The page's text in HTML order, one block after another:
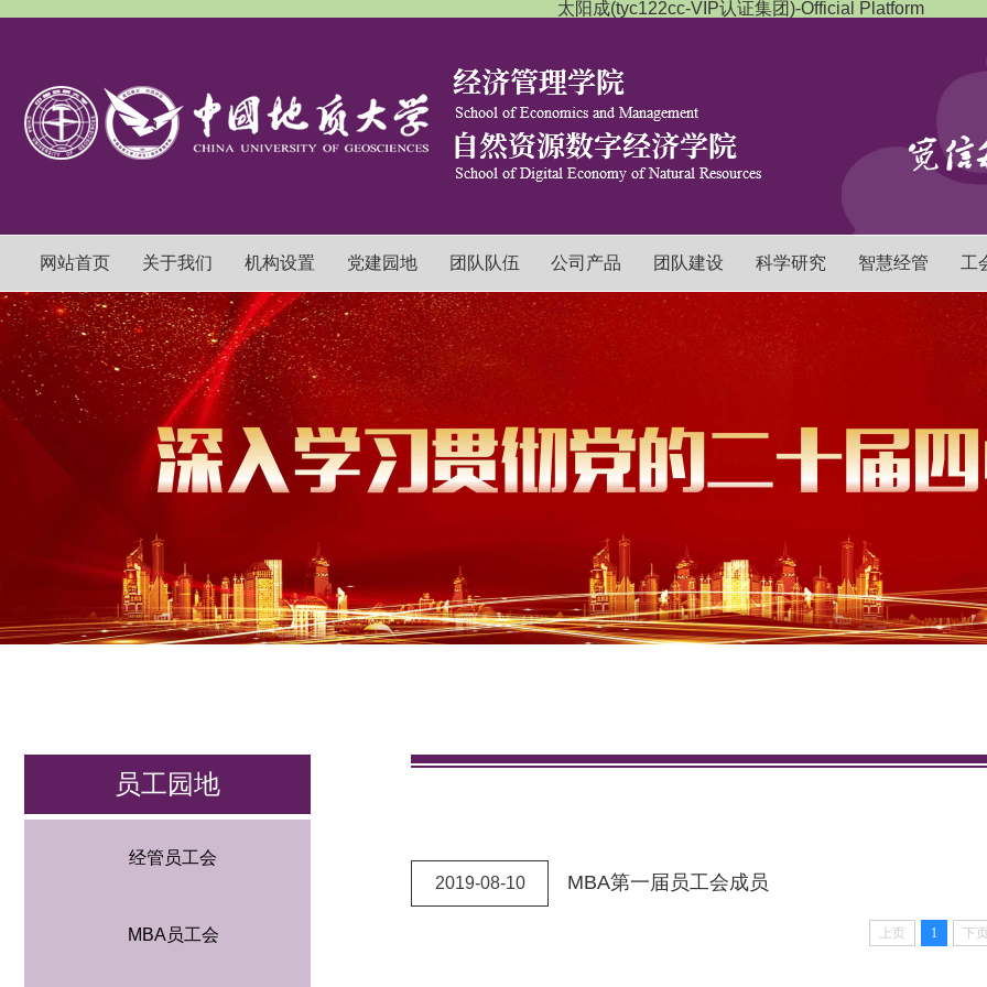
太阳成(tyc122cc-VIP认证集团)-Official Platform
网站首页 关于我们 机构设置 党建园地 团队队伍 公司产品 团队建设 科学研究 智慧经管 工
员工园地
经管员工会
MBA员工会
MBA第一届员工会成员
2019-08-10
上页 1 下